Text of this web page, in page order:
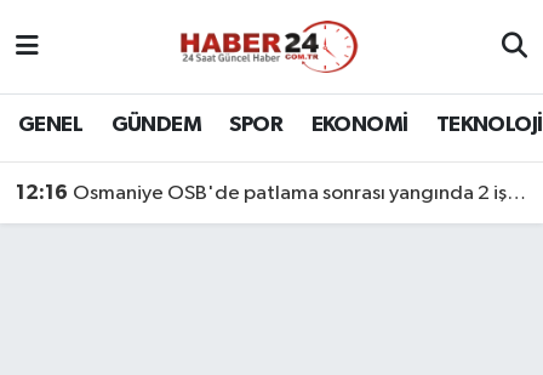
GENEL GÜNDEM SPOR EKONOMİ TEKNOLOJİ
12:16 Osmaniye OSB'de patlama sonrası yangında 2 işçi öldü
Nöbetçi Eczaneler